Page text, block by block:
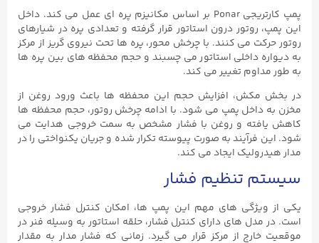
پمپ کارتریجی Ponar بر اساس مکانیزم پره ‌ای عمل می ‌کند. داخل
این پمپ، روتور درون استاتور قرار گرفته و تعدادی پره در شیارهای
روتور حرکت می ‌کنند. با چرخش محور، پره‌ ها تحت نیروی گریز از مرکز
به دیواره داخلی استاتور می‌ چسبند و حجم محفظه‌ های بین پره ‌ها
به طور مداوم تغییر می ‌کند.
در بخش مکش، افزایش حجم این محفظه ‌ها باعث ورود روغن از
مخزن به داخل پمپ می ‌شود. با ادامه چرخش روتور، حجم محفظه‌ ها
کاهش یافته و روغن با فشار مشخص به سمت خروجی هدایت می‌
شود. این فرآیند به صورت پیوسته تکرار شده و جریان یکنواختی را در
مدار هیدرولیک ایجاد می‌ کند.
سیستم تنظیم فشار
یکی از ویژگی‌ های مهم این پمپ ‌ها، امکان کنترل فشار خروجی
است. در مدل ‌های دارای کنترل فشار، حلقه استاتور به وسیله فنر در
موقعیت خارج از مرکز قرار می ‌گیرد. زمانی که فشار مدار به مقدار